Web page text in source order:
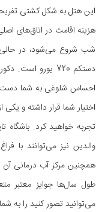
این هتل به شکل کشتی
شب شروع می‌شود، در
دستکم 720 یورو
احساس شلوغی به شما
اختیار شما قرار داشته و
تجربه خواهید کرد. باشگاه
والدین نیز می‌توانند با
همچنین مرکز آب درمانی آن
طول سال‌ها جوایز معتبر
می‌توانید تصور کنید را به